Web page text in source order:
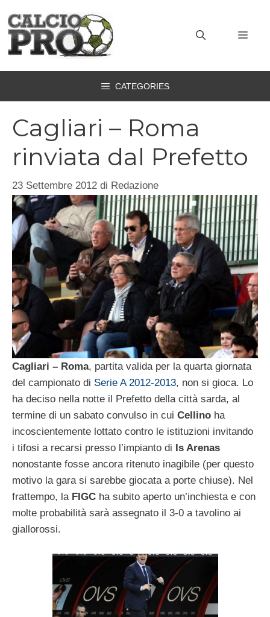
contenuto
CATEGORIES
Cagliari – Roma
rinviata dal Prefetto
23 Settembre 2012 di Redazione
Cagliari – Roma, partita valida per la quarta giornata
del campionato di Serie A 2012-2013, non si gioca. Lo
ha deciso nella notte il Prefetto della città sarda, al
termine di un sabato convulso in cui Cellino ha
incoscientemente lottato contro le istituzioni invitando
i tifosi a recarsi presso l’impianto di Is Arenas
nonostante fosse ancora ritenuto inagibile (per questo
motivo la gara si sarebbe giocata a porte chiuse). Nel
frattempo, la FIGC ha subito aperto un’inchiesta e con
molte probabilità sarà assegnato il 3-0 a tavolino ai
giallorossi.